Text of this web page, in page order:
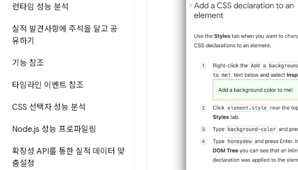
런타임 성능 분석
실적 발견사항에 주석을 달고 공
유하기
기능 참조
타임라인 이벤트 참조
CSS 선택자 성능 분석
Node.js 성능 프로파일링
확장성 API를 통한 실적 데이터 맞
춤설정